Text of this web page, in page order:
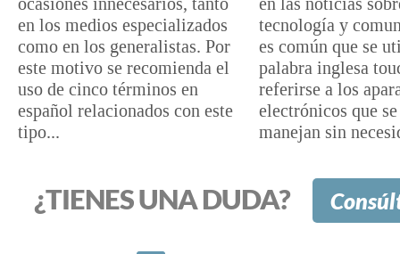
en los medios especializados
como en los generalistas. Por
este motivo se recomienda el
uso de cinco términos en
español relacionados con este
tipo...
tecnología y
es común que se
palabra inglesa
referirse a los
electrónicos que se
manejan sin
¿TIENES UNA DUDA?